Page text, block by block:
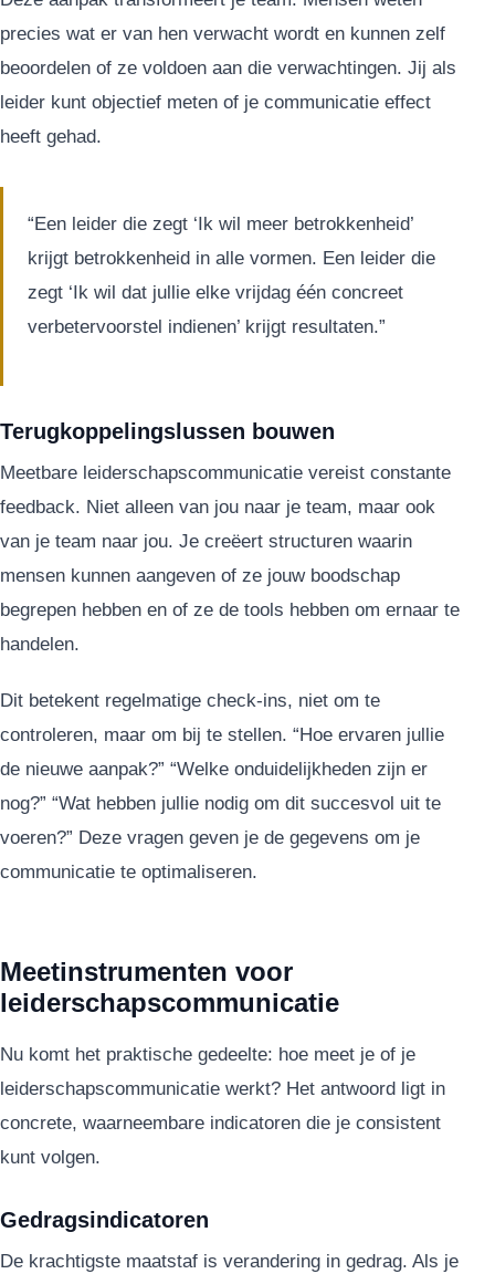
precies wat er van hen verwacht wordt en kunnen zelf
beoordelen of ze voldoen aan die verwachtingen. Jij als
leider kunt objectief meten of je communicatie effect
heeft gehad.
“Een leider die zegt ‘Ik wil meer betrokkenheid’
krijgt betrokkenheid in alle vormen. Een leider die
zegt ‘Ik wil dat jullie elke vrijdag één concreet
verbetervoorstel indienen’ krijgt resultaten.”
Terugkoppelingslussen bouwen
Meetbare leiderschapscommunicatie vereist constante
feedback. Niet alleen van jou naar je team, maar ook
van je team naar jou. Je creëert structuren waarin
mensen kunnen aangeven of ze jouw boodschap
begrepen hebben en of ze de tools hebben om ernaar te
handelen.
Dit betekent regelmatige check-ins, niet om te
controleren, maar om bij te stellen. “Hoe ervaren jullie
de nieuwe aanpak?” “Welke onduidelijkheden zijn er
nog?” “Wat hebben jullie nodig om dit succesvol uit te
voeren?” Deze vragen geven je de gegevens om je
communicatie te optimaliseren.
Meetinstrumenten voor
leiderschapscommunicatie
Nu komt het praktische gedeelte: hoe meet je of je
leiderschapscommunicatie werkt? Het antwoord ligt in
concrete, waarneembare indicatoren die je consistent
kunt volgen.
Gedragsindicatoren
De krachtigste maatstaf is verandering in gedrag. Als je